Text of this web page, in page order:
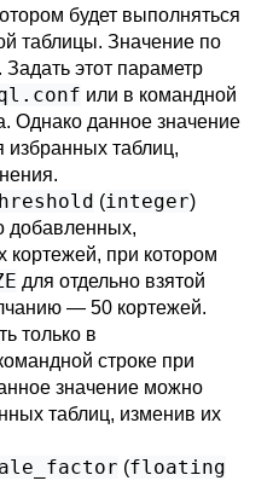
будет выполняться
таблицы. Значение по
этот параметр
или в командной
Однако данное значение
избранных таблиц,
(integer)
добавленных,
при котором
для отдельно взятой
— 50 кортежей.
только в
строке при
значение можно
таблиц, изменив их
(floating